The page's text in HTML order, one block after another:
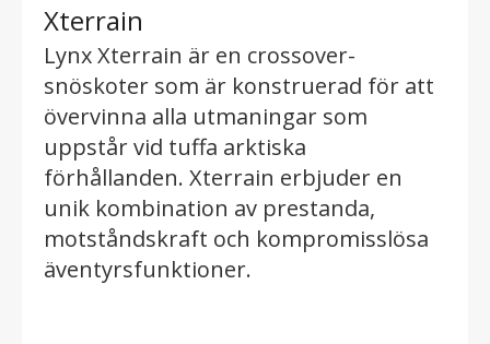
Xterrain
Lynx Xterrain är en crossover-
snöskoter som är konstruerad för att
övervinna alla utmaningar som
uppstår vid tuffa arktiska
förhållanden. Xterrain erbjuder en
unik kombination av prestanda,
motståndskraft och kompromisslösa
äventyrsfunktioner.